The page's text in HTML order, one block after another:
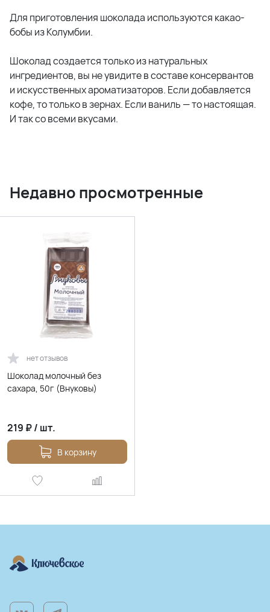
Для приготовления шоколада используются какао-
бобы из Колумбии.
Шоколад создается только из натуральных
ингредиентов, вы не увидите в составе консервантов
и искусственных ароматизаторов. Если добавляется
кофе, то только в зернах. Если ваниль — то настоящая.
И так со всеми вкусами.
Недавно просмотренные
нет отзывов
Шоколад молочный без
сахара, 50г (Внуковы)
219 ₽/ шт.
В корзину